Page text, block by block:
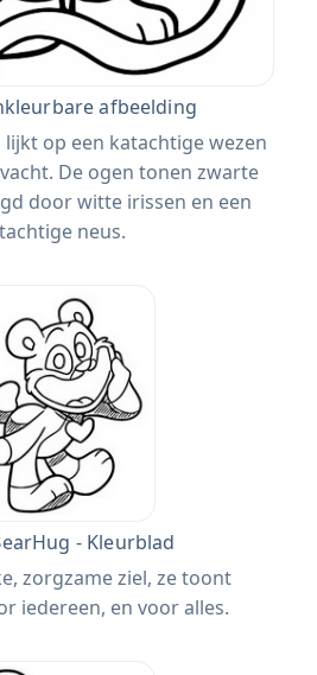
afbeelding
op een katachtige wezen
De ogen tonen zwarte
door witte irissen en een
neus.
- Kleurblad
zorgzame ziel, ze toont
iedereen, en voor alles.